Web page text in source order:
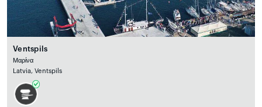
Ventspils
Μαρίνα
Latvia, Ventspils